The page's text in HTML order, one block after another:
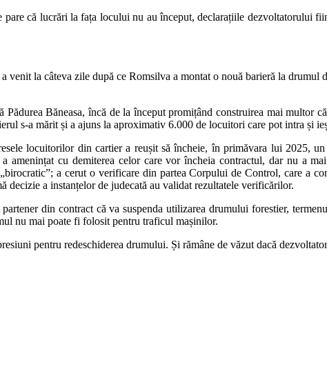
că lucrări la fața locului nu au început, declarațiile dezvoltatorului
la câteva zile după ce Romsilva a montat o nouă barieră la
Băneasa, încă de la început promițând construirea mai multor
s-a mărit și a ajuns la aproximativ 6.000 de locuitori care pot intra și
locuitorilor din cartier a reușit să încheie, în primăvara lui 2025,
amenințat cu demiterea celor care vor încheia contractul, dar nu a
a cerut o verificare din partea Corpului de Control, care a
a instanțelor de judecată au validat rezultatele verificărilor.
din contract că va suspenda utilizarea drumului forestier,
nu mai poate fi folosit pentru traficul mașinilor.
pentru redeschiderea drumului. Și rămâne de văzut dacă